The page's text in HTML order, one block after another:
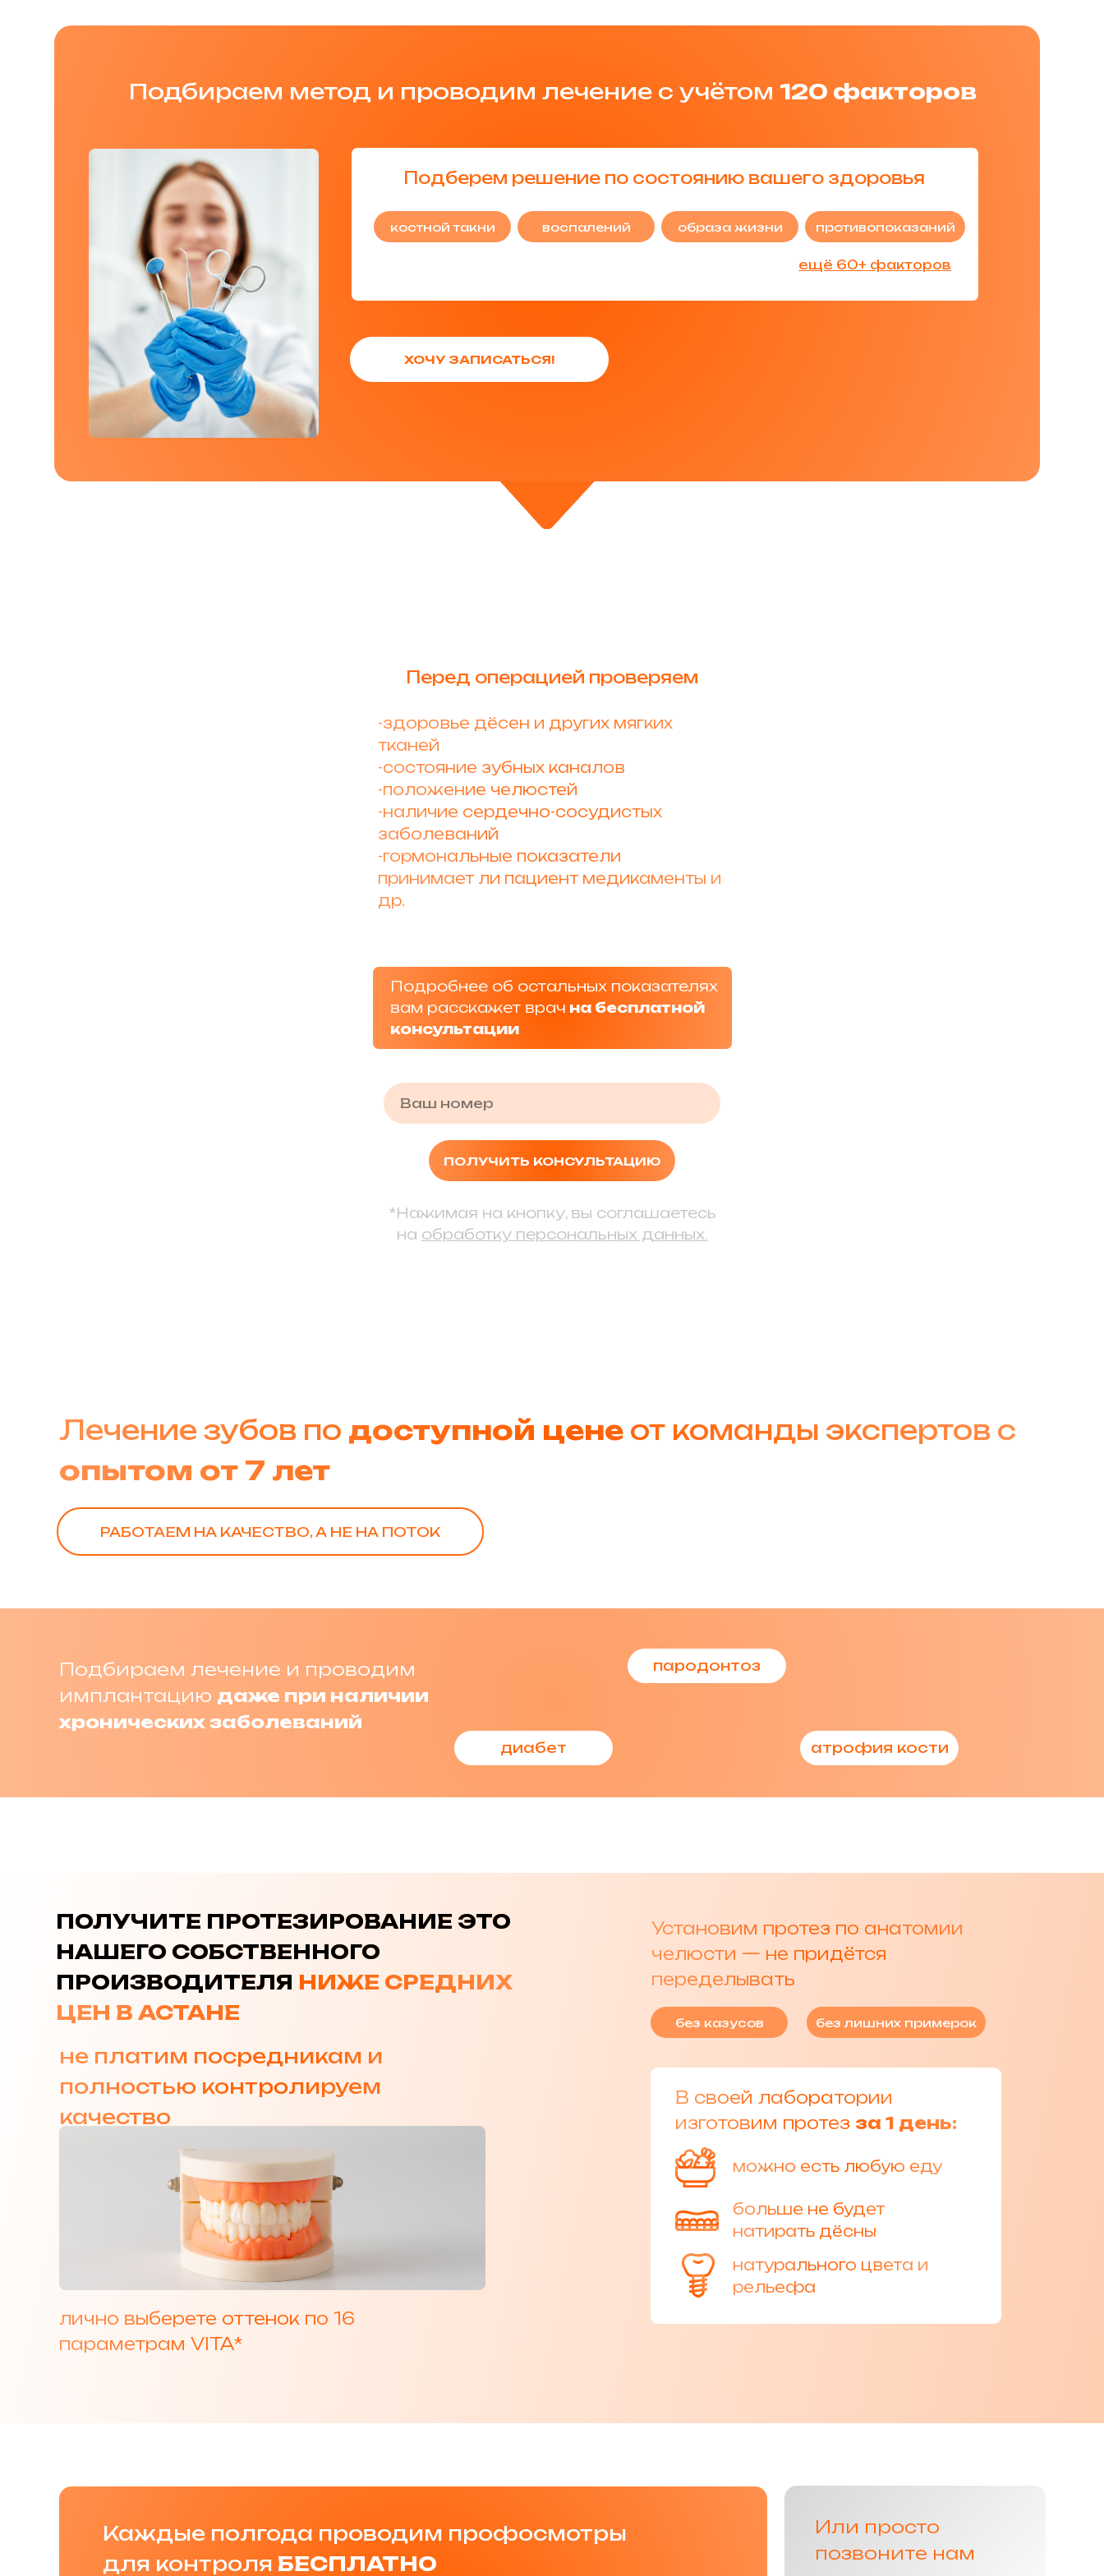
Подбираем метод и проводим лечение с учётом 120 факторов
ещё 60+ факторов
Подберем решение по состоянию вашего здоровья
противопоказаний
образа жизни
воспалений
костной такни
ХОЧУ ЗАПИСАТЬСЯ!
Перед операцией проверяем
*Нажимая на кнопку, вы соглашаетесь
на обработку персональных данных.
-здоровье дёсен и других мягких
тканей
-состояние зубных каналов
-положение челюстей
-наличие сердечно-сосудистых
заболеваний
-гормональные показатели
принимает ли пациент медикаменты и
др.
Подробнее об остальных показателях
вам расскажет врач на бесплатной
консультации
ПОЛУЧИТЬ КОНСУЛЬТАЦИЮ
Лечение зубов по доступной цене от команды экспертов с
опытом от 7 лет
РАБОТАЕМ НА КАЧЕСТВО, А НЕ НА ПОТОК
Подбираем лечение и проводим
имплантацию даже при наличии
хронических заболеваний
пародонтоз
атрофия кости
диабет
не платим посредникам и
полностью контролируем
качество
ПОЛУЧИТЕ ПРОТЕЗИРОВАНИЕ ЭТО
НАШЕГО СОБСТВЕННОГО
ПРОИЗВОДИТЕЛЯ НИЖЕ СРЕДНИХ
ЦЕН В АСТАНЕ
лично выберете оттенок по 16
параметрам VITA*
Установим протез по анатомии
челюсти — не придётся
переделывать
без лишних примерок
без казусов
натурального цвета и
рельефа
больше не будет
натирать дёсны
можно есть любую еду
В своей лаборатории
изготовим протез за 1 день:
Или просто
позвоните нам
Каждые полгода проводим профосмотры
для контроля БЕСПЛАТНО